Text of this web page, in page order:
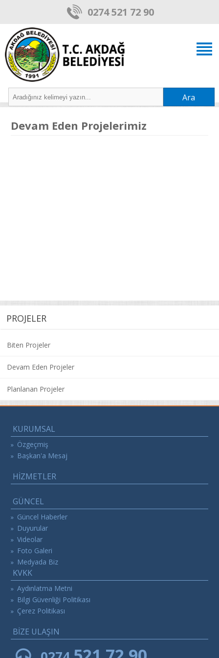
0274 521 72 90
Ara
Devam Eden Projelerimiz
PROJELER
Biten Projeler
Devam Eden Projeler
Planlanan Projeler
KURUMSAL
» Özgeçmiş
» Başkan'a Mesaj
HİZMETLER
GÜNCEL
» Güncel Haberler
» Duyurular
» Videolar
» Foto Galeri
» Medyada Biz
KVKK
» Aydınlatma Metni
» Bilgi Güvenliği Politikası
» Çerez Politikası
BİZE ULAŞIN